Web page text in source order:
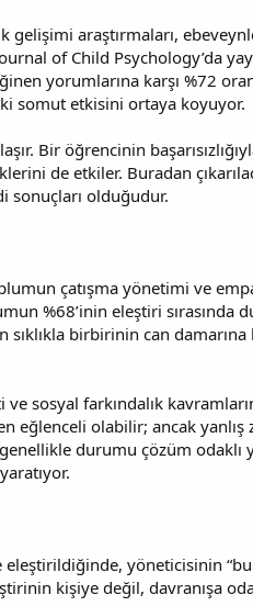
araştırmaları,
of Child Psychology’da
yorumlarına karşı %72
somut etkisini ortaya koyuyor.
Bir öğrencinin
de etkiler. Buradan
sonuçları olduğudur.
çatışma yönetimi ve
%68’inin eleştiri sırasında
birbirinin can damarına
sosyal farkındalık
olabilir; ancak
durumu çözüm odaklı
yöneticisinin
kişiye değil, davranışa